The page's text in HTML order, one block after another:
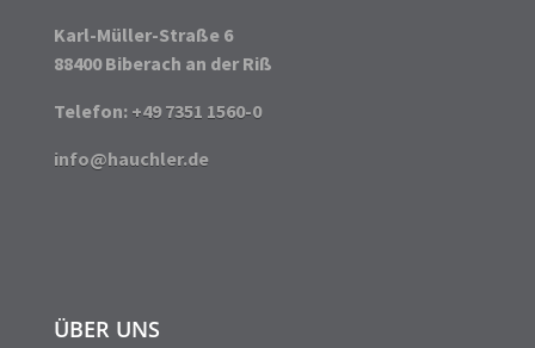
Karl-Müller-Straße 6
88400 Biberach an der Riß
Telefon: +49 7351 1560-0
info@hauchler.de
ÜBER UNS